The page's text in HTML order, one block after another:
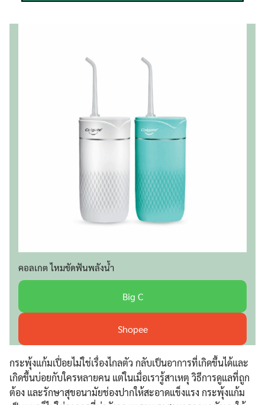
คอลเกต ไหมขัดฟันพลังน้ำ
Big C
Shopee
กระพุ้งแก้มเปื่อยไม่ใช่เรื่องไกลตัว กลับเป็นอาการที่เกิดขึ้นได้และ
เกิดขึ้นบ่อยกับใครหลายคน แต่ในเมื่อเรารู้สาเหตุ วิธีการดูแลที่ถูก
ต้อง และรักษาสุขอนามัยช่องปากให้สะอาดแข็งแรง กระพุ้งแก้ม